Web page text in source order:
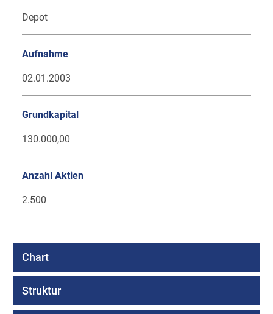
Depot
Aufnahme
02.01.2003
Grundkapital
130.000,00
Anzahl Aktien
2.500
Chart
Struktur